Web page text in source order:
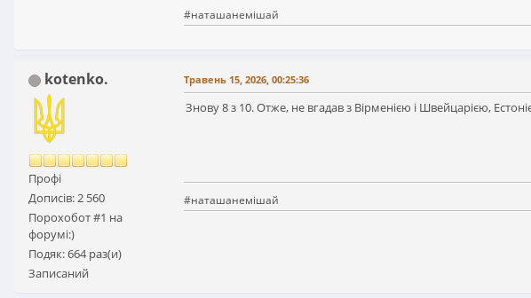
#наташанемішай
kotenko.
Профі
Дописів: 2 560
Порохобот #1 на
форумі:)
Подяк: 664 раз(и)
Записаний
Травень 15, 2026, 00:25:36
Знову 8 з 10. Отже, не вгадав з Вірменією і Швейцарією,
#наташанемішай